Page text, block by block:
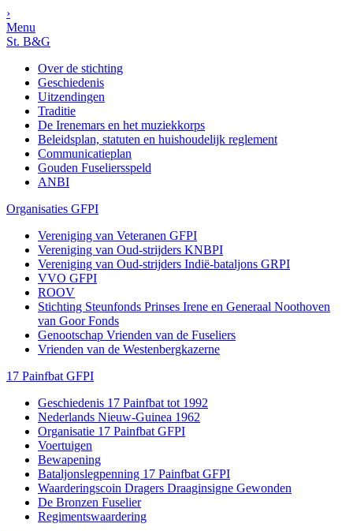
›
Menu
St. B&G
Over de stichting
Geschiedenis
Uitzendingen
Traditie
De Irenemars en het muziekkorps
Beleidsplan, statuten en huishoudelijk reglement
Communicatieplan
Gouden Fuseliersspeld
ANBI
Organisaties GFPI
Vereniging van Veteranen GFPI
Vereniging van Oud-strijders KNBPI
Vereniging van Oud-strijders Indië-bataljons GRPI
VVO GFPI
ROOV
Stichting Steunfonds Prinses Irene en Generaal Noothoven
van Goor Fonds
Genootschap Vrienden van de Fuseliers
Vrienden van de Westenbergkazerne
17 Painfbat GFPI
Geschiedenis 17 Painfbat tot 1992
Nederlands Nieuw-Guinea 1962
Organisatie 17 Painfbat GFPI
Voertuigen
Bewapening
Bataljonslegpenning 17 Painfbat GFPI
Waarderingscoin Dragers Draaginsigne Gewonden
De Bronzen Fuselier
Regimentswaardering